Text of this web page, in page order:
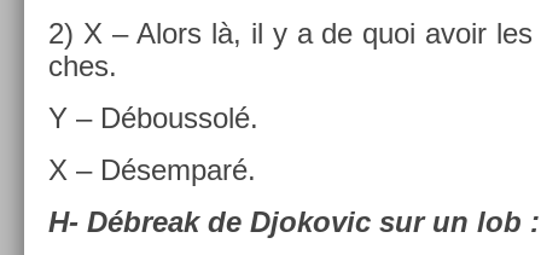
2) X – Alors là, il y a de quoi avoir
ches.
Y – Débous­solé.
X – Désem­paré.
H- Débreak de Djokovic sur un lob :